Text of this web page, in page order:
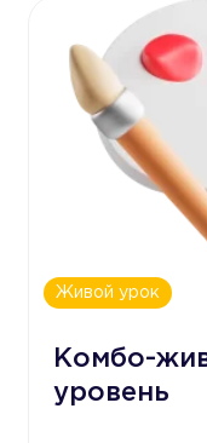
Живой урок
Комбо-
уровень